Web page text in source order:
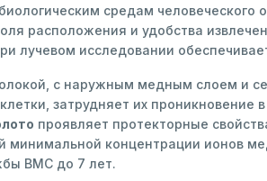
средам
расположения и удобства
лучевом исследовании
с наружным медным слоем и
затрудняет их
проявляет протекторные
концентрации ионов
ВМС до 7 лет.